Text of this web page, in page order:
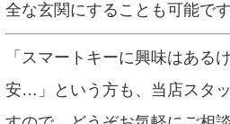
全な玄関にすることも可能で
「スマートキーに興味はある
安…」という方も、当店スタ